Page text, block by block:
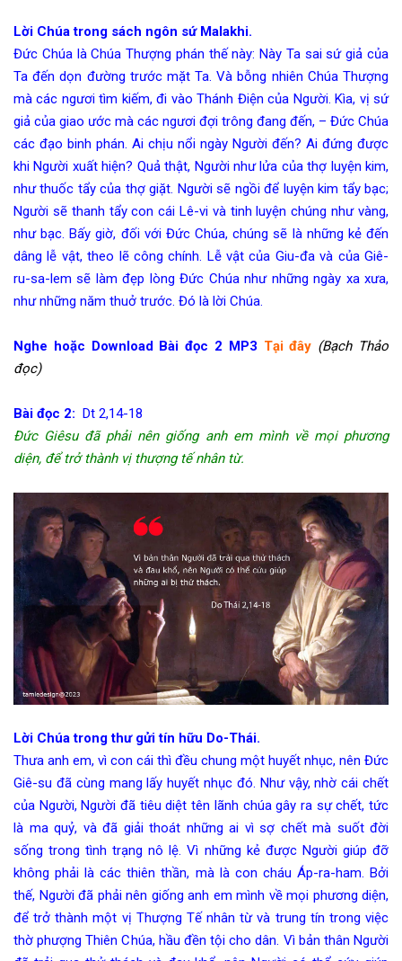
Lời Chúa trong sách ngôn sứ Malakhi.
Đức Chúa là Chúa Thượng phán thế này: Này Ta sai sứ giả của
Ta đến dọn đường trước mặt Ta. Và bỗng nhiên Chúa Thượng
mà các ngươi tìm kiếm, đi vào Thánh Điện của Người. Kìa, vị sứ
giả của giao ước mà các ngươi đợi trông đang đến, – Đức Chúa
các đạo binh phán. Ai chịu nổi ngày Người đến? Ai đứng được
khi Người xuất hiện? Quả thật, Người như lửa của thợ luyện kim,
như thuốc tẩy của thợ giặt. Người sẽ ngồi để luyện kim tẩy bạc;
Người sẽ thanh tẩy con cái Lê-vi và tinh luyện chúng như vàng,
như bạc. Bấy giờ, đối với Đức Chúa, chúng sẽ là những kẻ đến
dâng lễ vật, theo lẽ công chính. Lễ vật của Giu-đa và của Giê-
ru-sa-lem sẽ làm đẹp lòng Đức Chúa như những ngày xa xưa,
như những năm thuở trước. Đó là lời Chúa.
Nghe hoặc Download Bài đọc 2 MP3 Tại đây (Bạch Thảo
đọc)
Bài đọc 2: Dt 2,14-18
Đức Giêsu đã phải nên giống anh em mình về mọi phương
diện, để trở thành vị thượng tế nhân từ.
Lời Chúa trong thư gửi tín hữu Do-Thái.
Thưa anh em, vì con cái thì đều chung một huyết nhục, nên Đức
Giê-su đã cùng mang lấy huyết nhục đó. Như vậy, nhờ cái chết
của Người, Người đã tiêu diệt tên lãnh chúa gây ra sự chết, tức
là ma quỷ, và đã giải thoát những ai vì sợ chết mà suốt đời
sống trong tình trạng nô lệ. Vì những kẻ được Người giúp đỡ
không phải là các thiên thần, mà là con cháu Áp-ra-ham. Bởi
thế, Người đã phải nên giống anh em mình về mọi phương diện,
để trở thành một vị Thượng Tế nhân từ và trung tín trong việc
thờ phượng Thiên Chúa, hầu đền tội cho dân. Vì bản thân Người